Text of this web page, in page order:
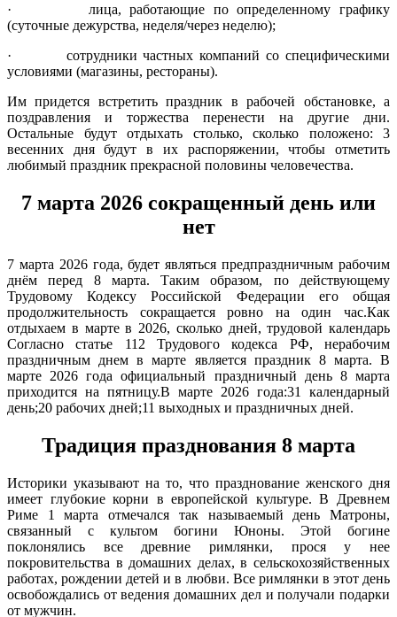
· лица, работающие по определенному графику
(суточные дежурства, неделя/через неделю);
· сотрудники частных компаний со специфическими
условиями (магазины, рестораны).
Им придется встретить праздник в рабочей обстановке, а
поздравления и торжества перенести на другие дни.
Остальные будут отдыхать столько, сколько положено: 3
весенних дня будут в их распоряжении, чтобы отметить
любимый праздник прекрасной половины человечества.
7 марта 2026 сокращенный день или
нет
7 марта 2026 года, будет являться предпраздничным рабочим
днём перед 8 марта. Таким образом, по действующему
Трудовому Кодексу Российской Федерации его общая
продолжительность сокращается ровно на один час.Как
отдыхаем в марте в 2026, сколько дней, трудовой календарь
Согласно статье 112 Трудового кодекса РФ, нерабочим
праздничным днем в марте является праздник 8 марта. В
марте 2026 года официальный праздничный день 8 марта
приходится на пятницу.В марте 2026 года:31 календарный
день;20 рабочих дней;11 выходных и праздничных дней.
Традиция празднования 8 марта
Историки указывают на то, что празднование женского дня
имеет глубокие корни в европейской культуре. В Древнем
Риме 1 марта отмечался так называемый день Матроны,
связанный с культом богини Юноны. Этой богине
поклонялись все древние римлянки, прося у нее
покровительства в домашних делах, в сельскохозяйственных
работах, рождении детей и в любви. Все римлянки в этот день
освобождались от ведения домашних дел и получали подарки
от мужчин.